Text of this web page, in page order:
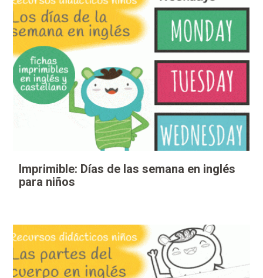
Imprimible: Días de las semana en inglés
para niños